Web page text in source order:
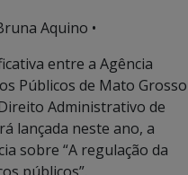
Aquino •
entre a Agência
Públicos de Mato Grosso
Administrativo de
lançada neste ano, a
sobre “A regulação da